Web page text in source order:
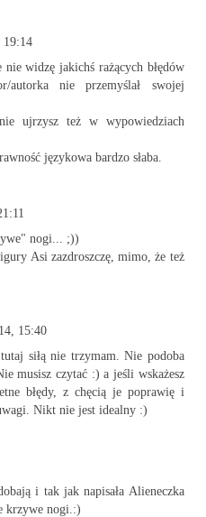
19:14
widzę jakichś rażących błędów
autorka nie przemyślał swojej
ujrzysz też w wypowiedziach
językowa bardzo słaba.
nogi... ;))
Asi zazdroszczę, mimo, że też
15:40
siłą nie trzymam. Nie podoba
musisz czytać :) a jeśli wskażesz
błędy, z chęcią je poprawię i
Nikt nie jest idealny :)
i tak jak napisała Alieneczka
krzywe nogi.:)